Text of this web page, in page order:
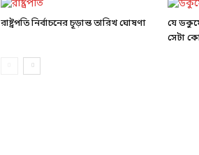
রাষ্ট্রপতি নির্বাচনের চূড়ান্ত তারিখ ঘোষণা
যে
সেটা